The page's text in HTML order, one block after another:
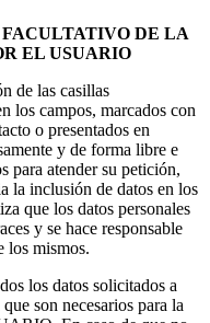
DE LA
EL USUARIO
de las casillas
los campos, marcados con
o presentados en
y de forma libre e
para atender su petición,
la inclusión de datos en los
que los datos personales
y se hace responsable
los mismos.
los datos solicitados a
son necesarios para la